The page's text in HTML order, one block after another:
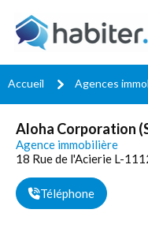
Accueil Agences
Aloha Corporation
Agence immobilière
18 Rue de l'Acierie L-
Téléphone